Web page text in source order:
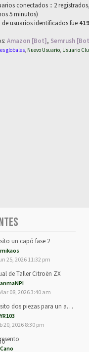
conectados :: 2
5 minutos)
usuarios identificados fue
Amazon [Bot], Semrush
globales, Nuevo Usuario, Usuario
un capó fase 2
25, 2026 11:32 pm
de Taller Citroën ZX
08, 2026 3:40 am
dos piezas para un amigo con ZX.
20, 2026 8:30 pm